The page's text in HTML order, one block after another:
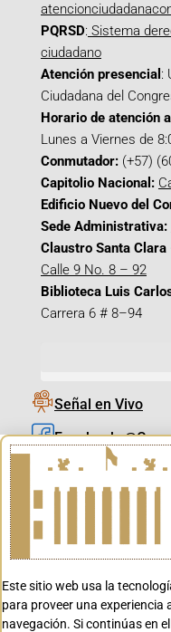
PQRSD: Sistema
ciudadano
Atención presencial :
Ciudadana del
Horario de atención
Lunes a Viernes de
Conmutador: (+57)
Capitolio Nacional:
Edificio Nuevo del
Sede Administrativa:
Claustro Santa
Calle 9 No. 8 – 92
Biblioteca Luis
Carrera 6 # 8–94
Señal en Vivo
Este sitio web usa la
para proveer una experiencia
navegación. Si continúas en